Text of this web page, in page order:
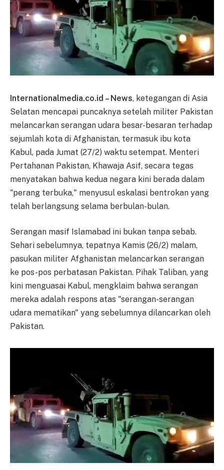
Internationalmedia.co.id – News, ketegangan di Asia
Selatan mencapai puncaknya setelah militer Pakistan
melancarkan serangan udara besar-besaran terhadap
sejumlah kota di Afghanistan, termasuk ibu kota
Kabul, pada Jumat (27/2) waktu setempat. Menteri
Pertahanan Pakistan, Khawaja Asif, secara tegas
menyatakan bahwa kedua negara kini berada dalam
"perang terbuka," menyusul eskalasi bentrokan yang
telah berlangsung selama berbulan-bulan.
Serangan masif Islamabad ini bukan tanpa sebab.
Sehari sebelumnya, tepatnya Kamis (26/2) malam,
pasukan militer Afghanistan melancarkan serangan
ke pos-pos perbatasan Pakistan. Pihak Taliban, yang
kini menguasai Kabul, mengklaim bahwa serangan
mereka adalah respons atas "serangan-serangan
udara mematikan" yang sebelumnya dilancarkan oleh
Pakistan.